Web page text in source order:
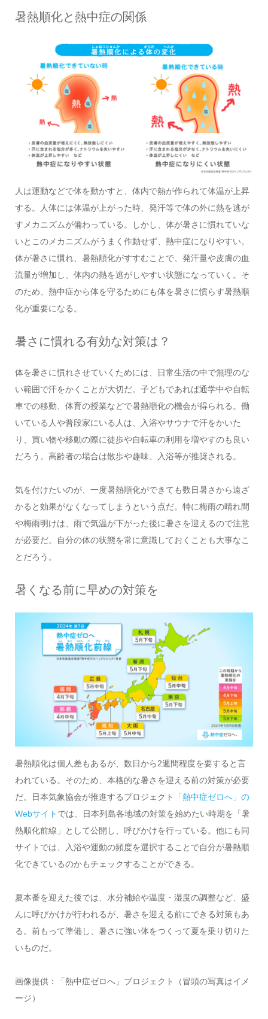
暑熱順化と熱中症の関係
人は運動などで体を動かすと、体内で熱が作られて体温が上昇
する。人体には体温が上がった時、発汗等で体の外に熱を逃が
すメカニズムが備わっている。しかし、体が暑さに慣れていな
いとこのメカニズムがうまく作動せず、熱中症になりやすい。
体が暑さに慣れ、暑熱順化がすすむことで、発汗量や皮膚の血
流量が増加し、体内の熱を逃がしやすい状態になっていく。そ
のため、熱中症から体を守るためにも体を暑さに慣らす暑熱順
化が重要になる。
暑さに慣れる有効な対策は？
体を暑さに慣れさせていくためには、日常生活の中で無理のな
い範囲で汗をかくことが大切だ。子どもであれば通学中や自転
車での移動、体育の授業などで暑熱順化の機会が得られる。働
いている人や普段家にいる人は、入浴やサウナで汗をかいた
り、買い物や移動の際に徒歩や自転車の利用を増やすのも良い
だろう。高齢者の場合は散歩や趣味、入浴等が推奨される。
気を付けたいのが、一度暑熱順化ができても数日暑さから遠ざ
かると効果がなくなってしまうという点だ。特に梅雨の晴れ間
や梅雨明けは、雨で気温が下がった後に暑さを迎えるので注意
が必要だ。自分の体の状態を常に意識しておくことも大事なこ
とだろう。
暑くなる前に早めの対策を
暑熱順化は個人差もあるが、数日から2週間程度を要すると言
われている。そのため、本格的な暑さを迎える前の対策が必要
だ。日本気象協会が推進するプロジェクト
「熱中症ゼロへ」の
Webサイト では、日本列島各地域の対策を始めたい時期を「暑
熱順化前線」として公開し、呼びかけを行っている。他にも同
サイトでは、入浴や運動の頻度を選択することで自分が暑熱順
化できているのかもチェックすることができる。
夏本番を迎えた後では、水分補給や温度・湿度の調整など、盛
んに呼びかけが行われるが、暑さを迎える前にできる対策もあ
る。前もって準備し、暑さに強い体をつくって夏を乗り切りた
いものだ。
画像提供：「熱中症ゼロへ」プロジェクト（冒頭の写真はイメ
ージ）